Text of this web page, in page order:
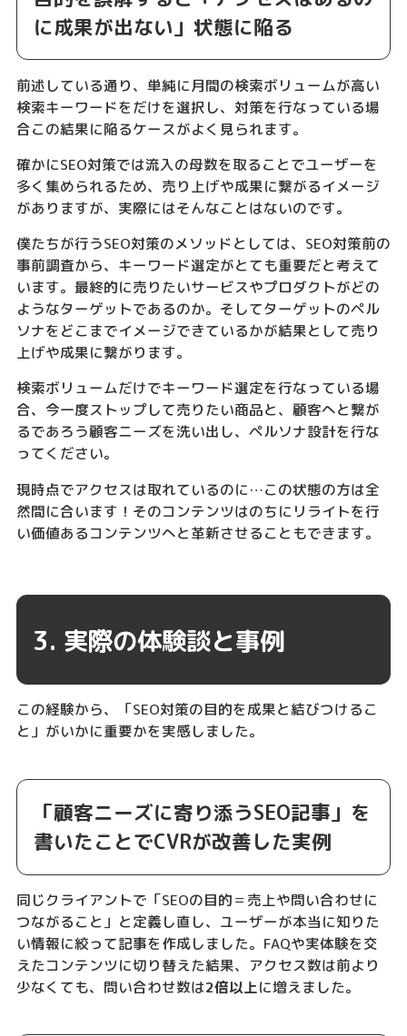
に成果が出ない」状態に陥る
前述している通り、単純に月間の検索ボリュームが高い
検索キーワードをだけを選択し、対策を行なっている場
合この結果に陥るケースがよく見られます。
確かにSEO対策では流入の母数を取ることでユーザーを
多く集められるため、売り上げや成果に繋がるイメージ
がありますが、実際にはそんなことはないのです。
僕たちが行うSEO対策のメソッドとしては、SEO対策前の
事前調査から、キーワード選定がとても重要だと考えて
います。最終的に売りたいサービスやプロダクトがどの
ようなターゲットであるのか。そしてターゲットのペル
ソナをどこまでイメージできているかが結果として売り
上げや成果に繋がります。
検索ボリュームだけでキーワード選定を行なっている場
合、今一度ストップして売りたい商品と、顧客へと繋が
るであろう顧客ニーズを洗い出し、ペルソナ設計を行な
ってください。
現時点でアクセスは取れているのに…この状態の方は全
然間に合います！そのコンテンツはのちにリライトを行
い価値あるコンテンツへと革新させることもできます。
3. 実際の体験談と事例
この経験から、「SEO対策の目的を成果と結びつけるこ
と」がいかに重要かを実感しました。
「顧客ニーズに寄り添うSEO記事」を
書いたことでCVRが改善した実例
同じクライアントで「SEOの目的＝売上や問い合わせに
つながること」と定義し直し、ユーザーが本当に知りた
い情報に絞って記事を作成しました。FAQや実体験を交
えたコンテンツに切り替えた結果、アクセス数は前より
少なくても、問い合わせ数は2倍以上に増えました。